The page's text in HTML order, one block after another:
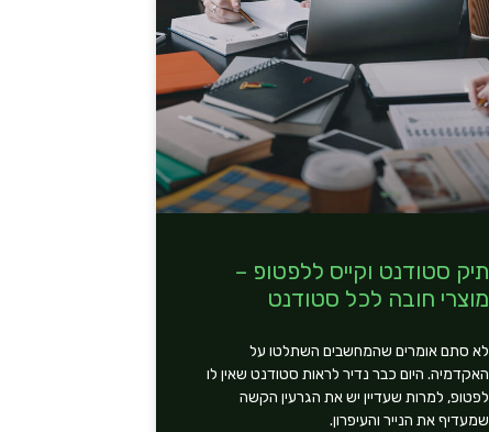
תיק סטודנט וקייס ללפטופ –
מוצרי חובה לכל סטודנט
לא סתם אומרים שהמחשבים השתלטו על
האקדמיה. היום כבר נדיר לראות סטודנט שאין לו
לפטופ, למרות שעדיין יש את הגרעין הקשה
שמעדיף את הנייר והעיפרון.